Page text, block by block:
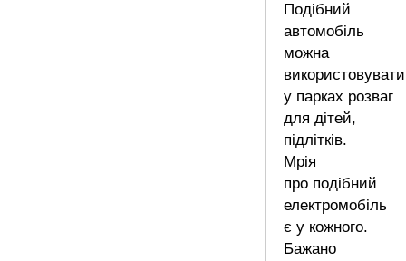
Подібний
автомобіль
можна
використовувати
у парках розваг
для дітей,
підлітків.
Мрія
про подібний
електромобіль
є у кожного.
Бажано